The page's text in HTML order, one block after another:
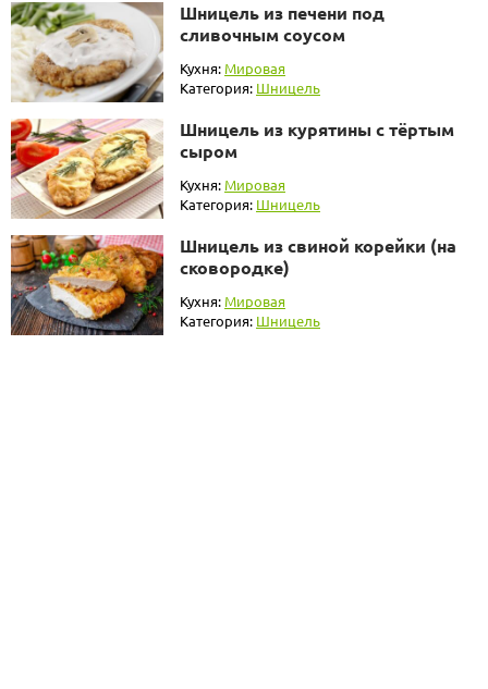
Шницель из печени под
сливочным соусом
Кухня: Мировая
Категория: Шницель
Шницель из курятины с тёртым
сыром
Кухня: Мировая
Категория: Шницель
Шницель из свиной корейки (на
сковородке)
Кухня: Мировая
Категория: Шницель